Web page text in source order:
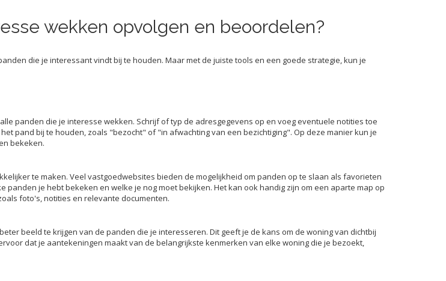
wekken opvolgen en beoordelen?
die je interessant vindt bij te houden. Maar met de juiste tools en een goede strategie, kun je
panden die je interesse wekken. Schrijf of typ de adresgegevens op en voeg eventuele notities toe
pand bij te houden, zoals "bezocht" of "in afwachting van een bezichtiging". Op deze manier kun je
bekeken.
te maken. Veel vastgoedwebsites bieden de mogelijkheid om panden op te slaan als favorieten
je hebt bekeken en welke je nog moet bekijken. Het kan ook handig zijn om een aparte map op
foto's, notities en relevante documenten.
beeld te krijgen van de panden die je interesseren. Dit geeft je de kans om de woning van dichtbij
dat je aantekeningen maakt van de belangrijkste kenmerken van elke woning die je bezoekt,